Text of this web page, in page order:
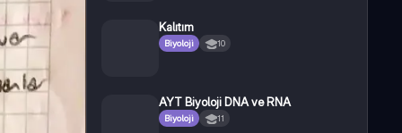
Kalıtım
Biyoloji 10
AYT Biyoloji DNA ve RNA
Biyoloji 11